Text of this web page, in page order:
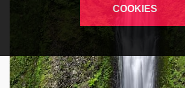
COOKIES